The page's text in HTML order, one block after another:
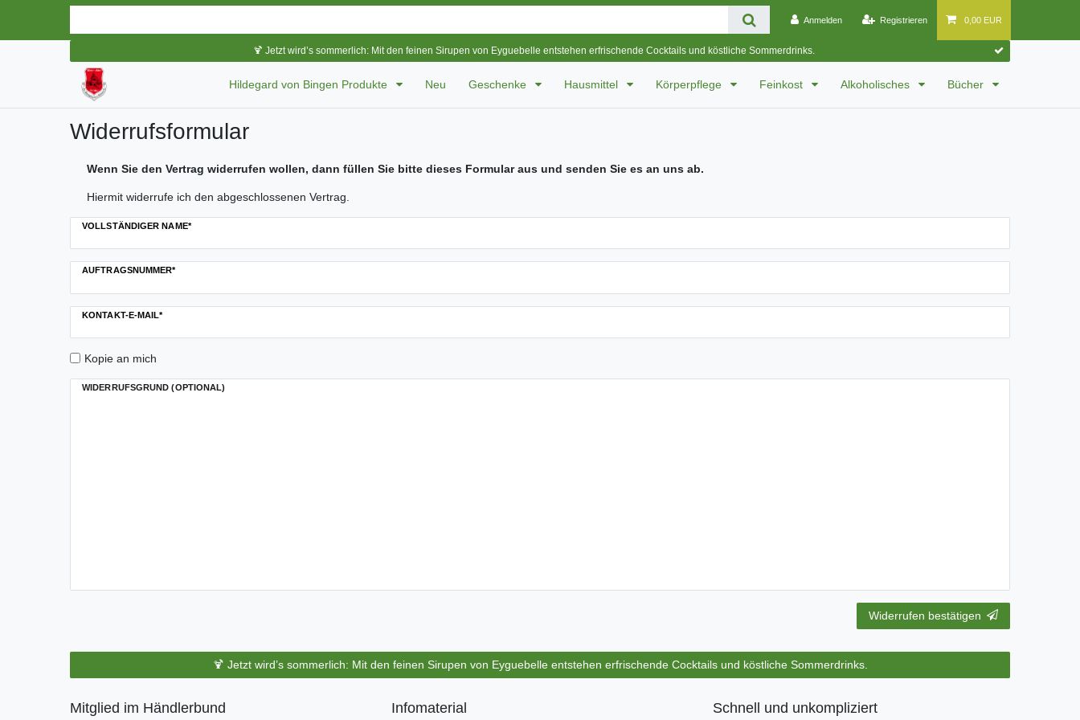
Anmelden Registrieren 0,00 EUR
🍹 Jetzt wird’s sommerlich: Mit den feinen Sirupen von Eyguebelle entstehen erfrischende Cocktails und köstliche Sommerdrinks.
Hildegard von Bingen Produkte Neu Geschenke Hausmittel Körperpflege Feinkost Alkoholisches Bücher
Widerrufs­formular
Wenn Sie den Vertrag widerrufen wollen, dann füllen Sie bitte dieses Formular aus und senden Sie es an uns ab.
Hiermit widerrufe ich den abgeschlossenen Vertrag.
VOLLSTÄNDIGER NAME*
AUFTRAGSNUMMER*
KONTAKT-E-MAIL*
Kopie an mich
WIDERRUFSGRUND (OPTIONAL)
Ceres::Template.mailFormHoneypotLabel
Widerrufen bestätigen
🍹 Jetzt wird’s sommerlich: Mit den feinen Sirupen von Eyguebelle entstehen erfrischende Cocktails und köstliche Sommerdrinks.
Mitglied im Händlerbund Infomaterial Schnell und unkompliziert